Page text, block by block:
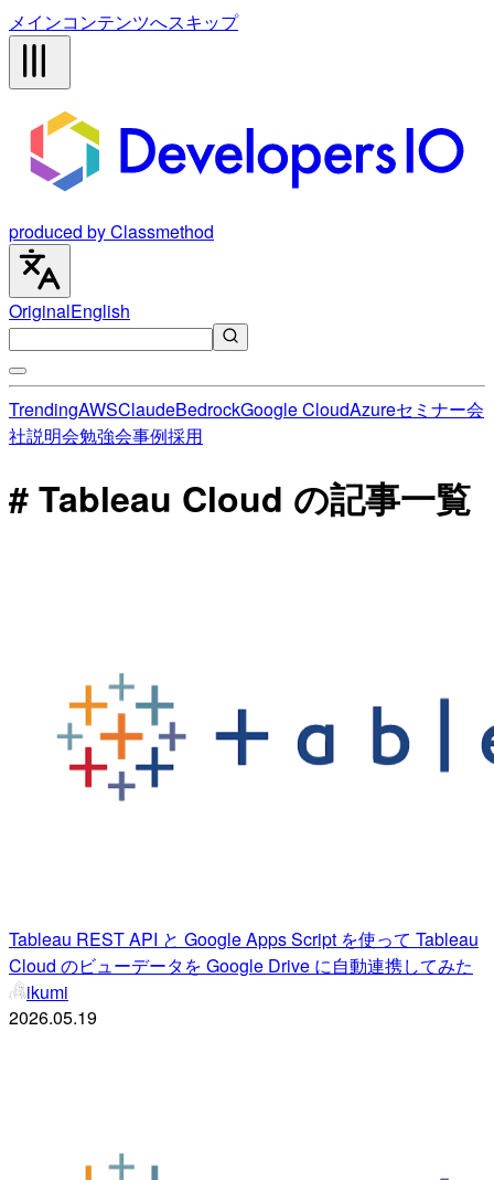
メインコンテンツへスキップ
produced by Classmethod
OriginalEnglish
TrendingAWSClaudeBedrockGoogle CloudAzureセミナー会
社説明会勉強会事例採用
# Tableau Cloud の記事一覧
Tableau REST API と Google Apps Script を使って Tableau
Cloud のビューデータを Google Drive に自動連携してみた
ikumi
2026.05.19